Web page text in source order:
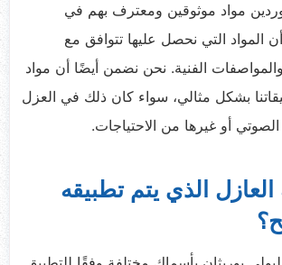
مواد موثوقين ومعترف بهم في
المواد التي نحصل عليها تتوافق مع
والمواصفات الفنية. نحن نضمن أيضًا أن مواد
بشكل مثالي، سواء كان ذلك في العزل
أو غيرها من الاحتياجات.
الذي يتم تطبيقه